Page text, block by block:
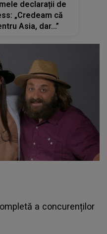
declarații de
„Credeam că
Asia, dar...”
a concurenților